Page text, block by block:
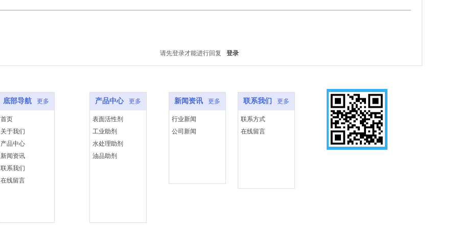
请先登录才能进行回复 登录
底部导航 更多
首页
关于我们
产品中心
新闻资讯
联系我们
在线留言
产品中心 更多
表面活性剂
工业助剂
水处理助剂
油品助剂
新闻资讯 更多
行业新闻
公司新闻
联系我们 更多
联系方式
在线留言